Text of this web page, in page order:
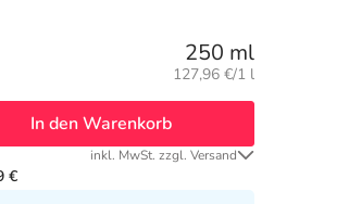
250 ml
Grundpreis:
127,96 €/1 l
In den Warenkorb
inkl. MwSt. zzgl. Versand
€